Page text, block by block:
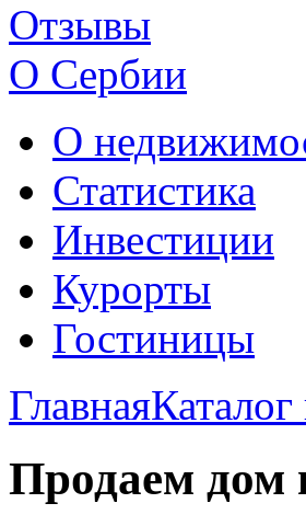
Отзывы
О Сербии
О
Статистика
Инвестиции
Курорты
Гостиницы
Главная
Продаем дом